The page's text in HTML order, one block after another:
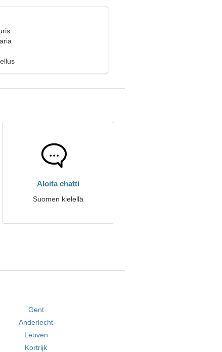
Aloita chatti
Suomen kielellä
Gent
Anderlecht
Leuven
Kortrijk